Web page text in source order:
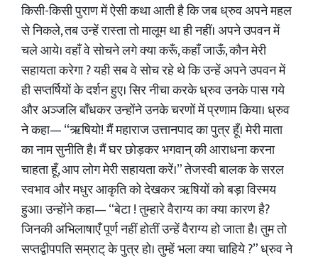
किसी-किसी पुराण में ऐसी कथा आती है कि जब ध्रुव अपने महल
से निकले, तब उन्हें रास्ता तो मालूम था ही नहीं। अपने उपवन में
चले आये। वहाँ वे सोचने लगे क्या करूँ, कहाँ जाऊँ, कौन मेरी
सहायता करेगा ? यही सब वे सोच रहे थे कि उन्हें अपने उपवन में
ही सप्तर्षियों के दर्शन हुए। सिर नीचा करके ध्रुव उनके पास गये
और अञ्जलि बाँधकर उन्होंने उनके चरणों में प्रणाम किया। ध्रुव
ने कहा— “ऋषियो! मैं महाराज उत्तानपाद का पुत्र हूँ। मेरी माता
का नाम सुनीति है। मैं घर छोड़कर भगवान् की आराधना करना
चाहता हूँ, आप लोग मेरी सहायता करें।” तेजस्वी बालक के सरल
स्वभाव और मधुर आकृति को देखकर ऋषियों को बड़ा विस्मय
हुआ। उन्होंने कहा— “बेटा ! तुम्हारे वैराग्य का क्या कारण है?
जिनकी अभिलाषाएँ पूर्ण नहीं होतीं उन्हें वैराग्य हो जाता है। तुम तो
सप्तद्वीपपति सम्राट् के पुत्र हो। तुम्हें भला क्या चाहिये ?” ध्रुव ने